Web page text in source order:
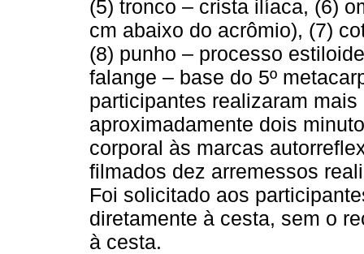
(5) tronco – crista ilíaca, (6)
cm abaixo do acrômio), (7)
(8) punho – processo
falange – base do 5º
participantes realizaram
aproximadamente dois
corporal às marcas
filmados dez arremessos
Foi solicitado aos
diretamente à cesta, sem o
à cesta.